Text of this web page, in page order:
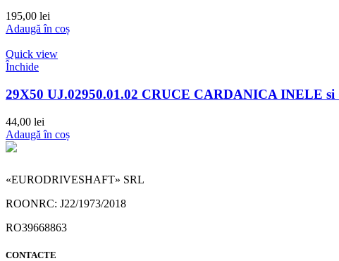
195,00 lei
Adaugă în coș
Quick view
Închide
29X50 UJ.02950.01.02 CRUCE CARDANICA INELE si
44,00 lei
Adaugă în coș
«EURODRIVESHAFT» SRL
ROONRC: J22/1973/2018
RO39668863
CONTACTE